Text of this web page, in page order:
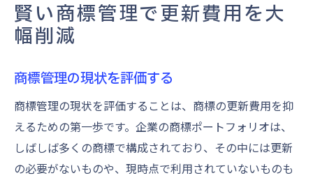
賢い商標管理で更新費用を大
幅削減
商標管理の現状を評価する
商標管理の現状を評価することは、商標の更新費用を抑
えるための第一歩です。企業の商標ポートフォリオは、
しばしば多くの商標で構成されており、その中には更新
の必要がないものや、現時点で利用されていないものも